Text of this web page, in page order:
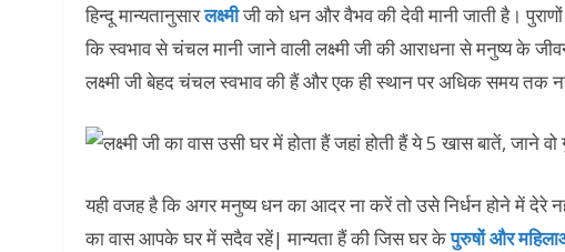
हिन्दू मान्यतानुसारलक्ष्मीजी को धन और वैभव की देवी मानी जाती है।
कि स्वभाव से चंचल मानी जाने वाली लक्ष्मी जी की आराधना से मनुष्य के
लक्ष्मी जी बेहद चंचल स्वभाव की हैं और एक ही स्थान पर अधिक समय तक
यही वजह है कि अगर मनुष्य धन का आदर ना करें तो उसे निर्धन होने में देरे
का वास आपके घर में सदैव रहें| मान्यता हैं की जिस घर केपुरुषों और